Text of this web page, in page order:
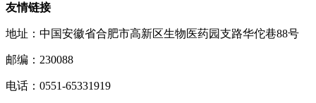
友情链接
地址：中国安徽省合肥市高新区生物医药园支路华佗巷88号
邮编：230088
电话：0551-65331919